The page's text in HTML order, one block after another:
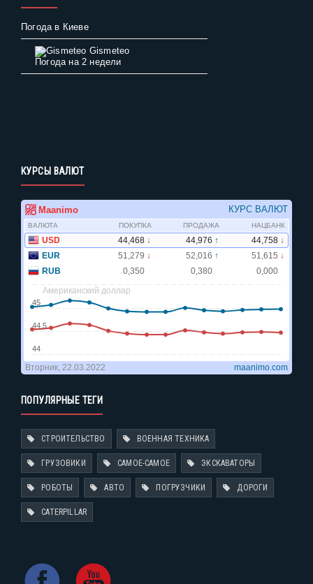
Погода в Киеве
Gismeteo
Погода на 2 недели
КУРСЫ ВАЛЮТ
ПОПУЛЯРНЫЕ ТЕГИ
СТРОИТЕЛЬСТВО ВОЕННАЯ ТЕХНИКА
ГРУЗОВИКИ САМОЕ-САМОЕ ЭКСКАВАТОРЫ
РОБОТЫ АВТО ПОГРУЗЧИКИ ДОРОГИ
CATERPILLAR